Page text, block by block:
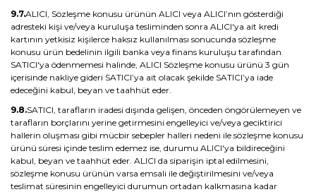
9.7.ALICI, Sözleşme konusu ürünün ALICI veya ALICI’nın gösterdiği
adresteki kişi ve/veya kuruluşa tesliminden sonra ALICI'ya ait kredi
kartının yetkisiz kişilerce haksız kullanılması sonucunda sözleşme
konusu ürün bedelinin ilgili banka veya finans kuruluşu tarafından
SATICI'ya ödenmemesi halinde, ALICI Sözleşme konusu ürünü 3 gün
içerisinde nakliye gideri SATICI’ya ait olacak şekilde SATICI’ya iade
edeceğini kabul, beyan ve taahhüt eder.
9.8.SATICI, tarafların iradesi dışında gelişen, önceden öngörülemeyen ve
tarafların borçlarını yerine getirmesini engelleyici ve/veya geciktirici
hallerin oluşması gibi mücbir sebepler halleri nedeni ile sözleşme konusu
ürünü süresi içinde teslim edemez ise, durumu ALICI'ya bildireceğini
kabul, beyan ve taahhüt eder. ALICI da siparişin iptal edilmesini,
sözleşme konusu ürünün varsa emsali ile değiştirilmesini ve/veya
teslimat süresinin engelleyici durumun ortadan kalkmasına kadar